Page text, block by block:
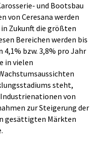
und Bootsbau
von Ceresana werden
in Zukunft die größten
Bereichen werden bis
4,1% bzw. 3,8% pro Jahr
in vielen
steht,
von
zur Steigerung der
gesättigten Märkten